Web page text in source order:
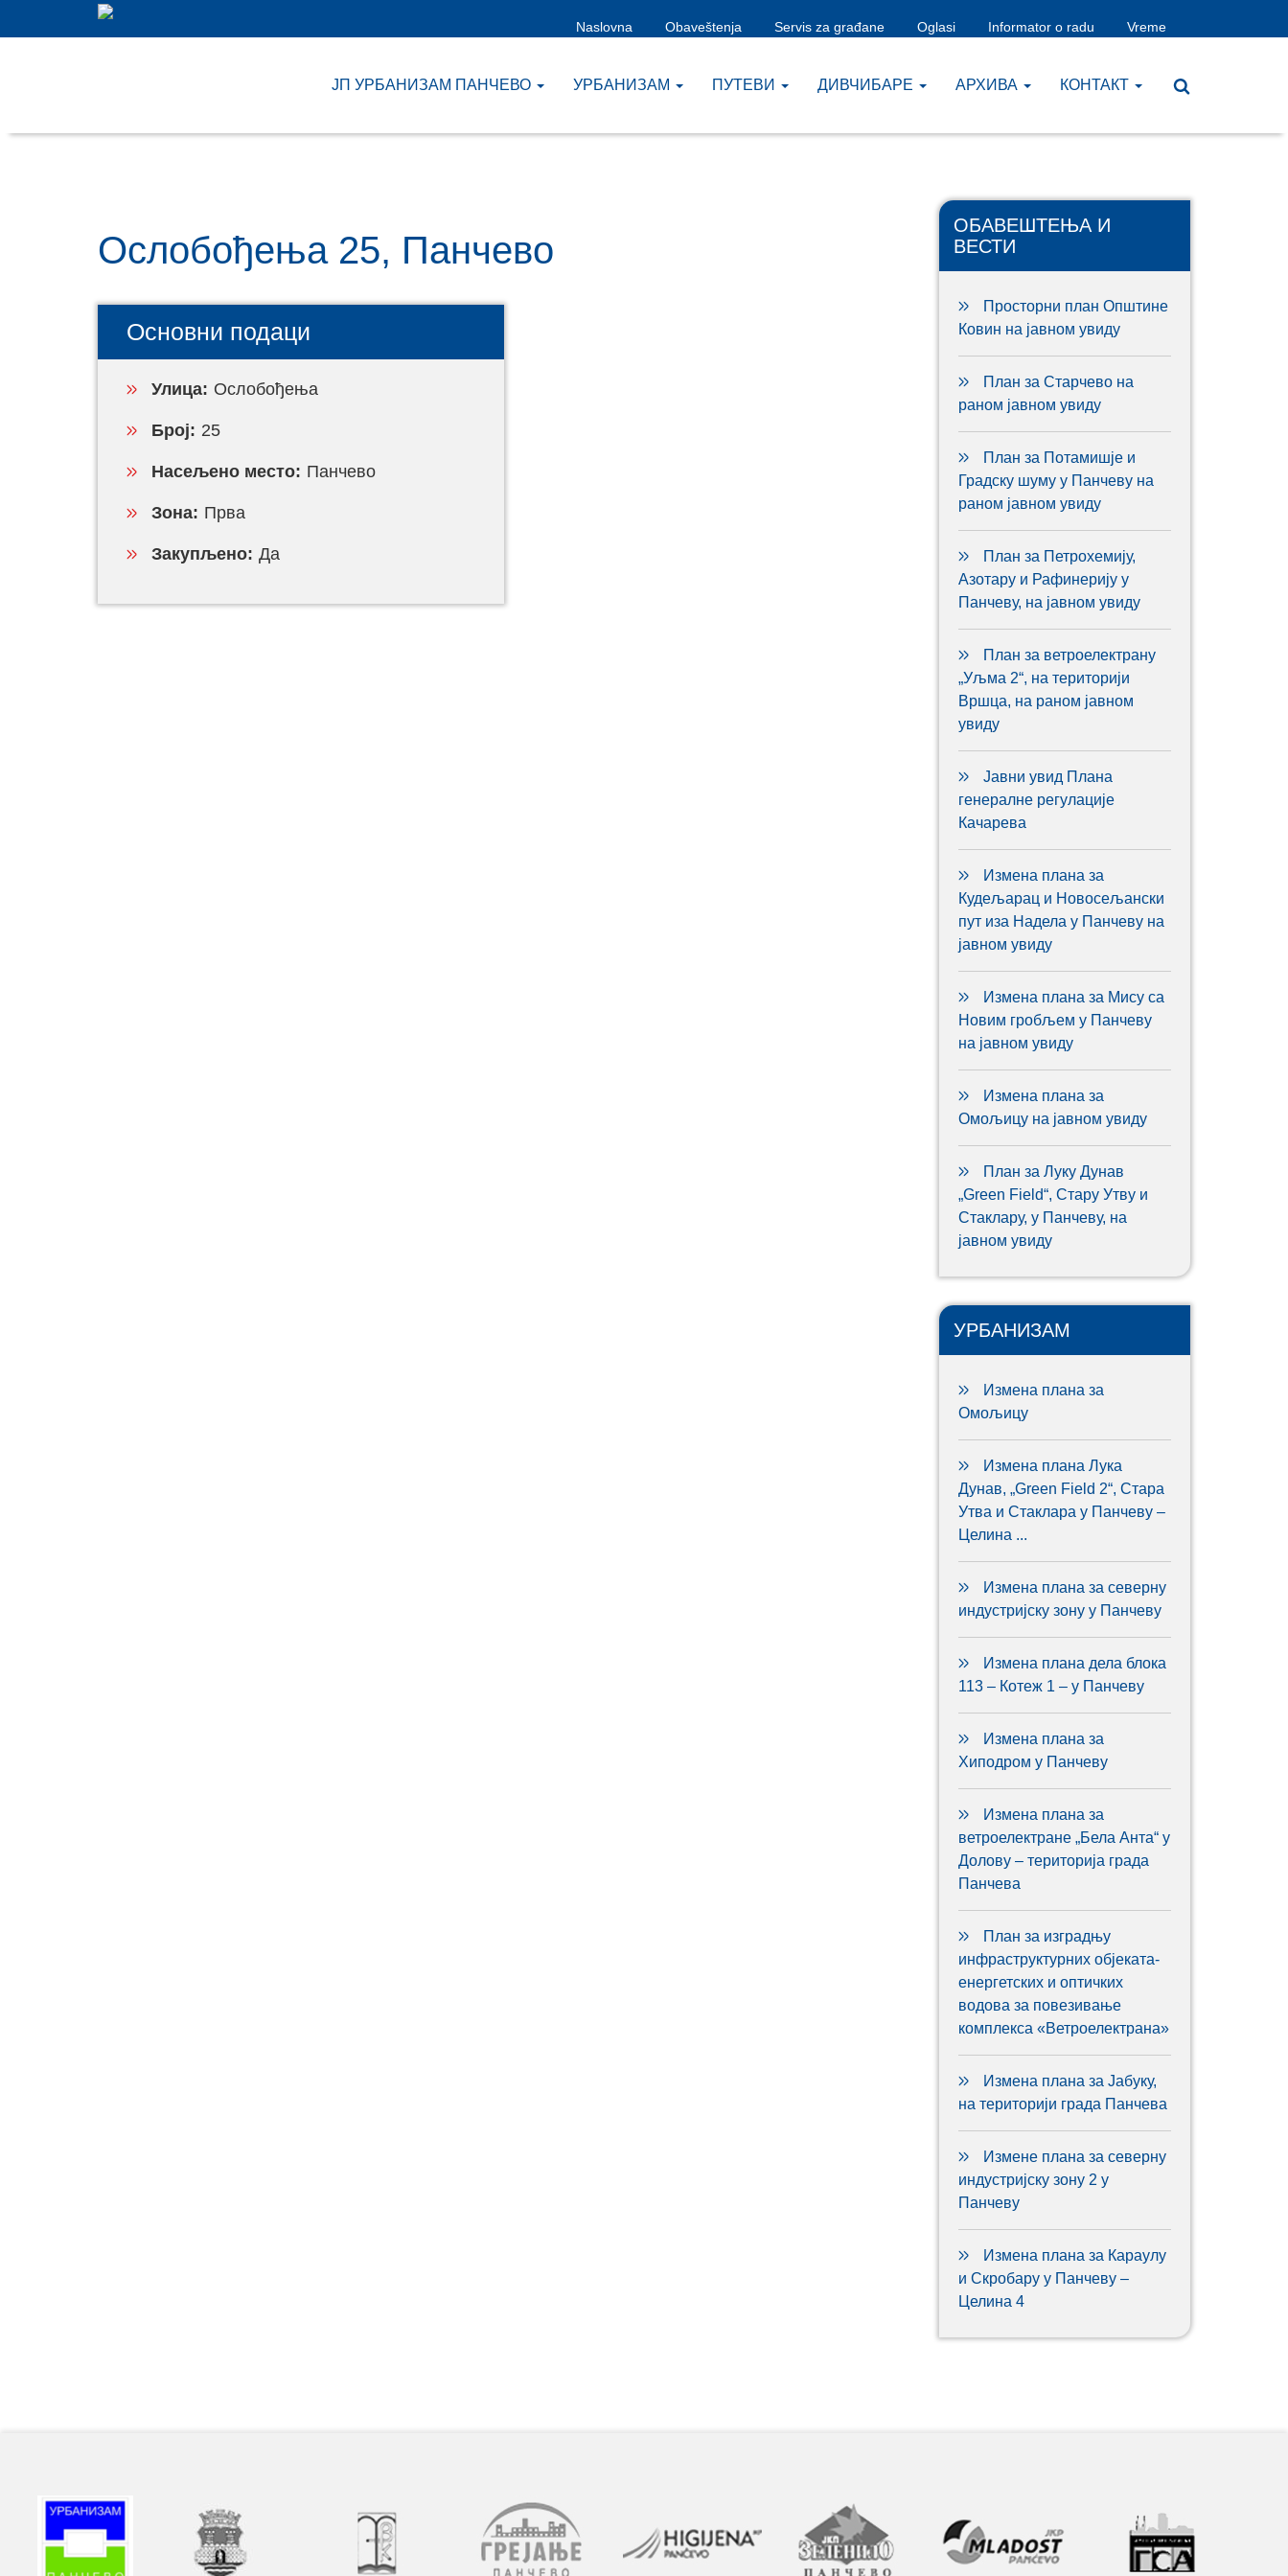
Naslovna Obaveštenja Servis za građane Oglasi Informator o radu Vreme
ЈП УРБАНИЗАМ ПАНЧЕВО УРБАНИЗАМ ПУТЕВИ ДИВЧИБАРЕ AРХИВА КОНТАКТ
Ослобођења 25, Панчево
Основни подаци
Улица: Ослобођења
Број: 25
Насељено место: Панчево
Зона: Прва
Закупљено: Да
ОБАВЕШТЕЊА И
ВЕСТИ
Просторни план Општине
Ковин на јавном увиду
План за Старчево на
раном јавном увиду
План за Потамишје и
Градску шуму у Панчеву на
раном јавном увиду
План за Петрохемију,
Азотару и Рафинерију у
Панчеву, на јавном увиду
План за ветроелектрану
„Уљма 2“, на територији
Вршца, на раном јавном
увиду
Јавни увид Плана
генералне регулације
Качарева
Измена плана за
Кудељарац и Новосељански
пут иза Надела у Панчеву на
јавном увиду
Измена плана за Мису са
Новим гробљем у Панчеву
на јавном увиду
Измена плана за
Омољицу на јавном увиду
План за Луку Дунав
„Green Field“, Стару Утву и
Стаклару, у Панчеву, на
јавном увиду
УРБАНИЗАМ
Измена плана за
Омољицу
Измена плана Лука
Дунав, „Green Field 2“, Стара
Утва и Стаклара у Панчеву –
Целина ...
Измена плана за северну
индустријску зону у Панчеву
Измена плана дела блока
113 – Котеж 1 – у Панчеву
Измена плана за
Хиподром у Панчеву
Измена плана за
ветроелектране „Бела Анта“ у
Долову – територија града
Панчева
План за изградњу
инфраструктурних објеката-
енергетских и оптичких
водова за повезивање
комплекса «Ветроелектрана»
Измена плана за Јабуку,
на територији града Панчева
Измене плана за северну
индустријску зону 2 у
Панчеву
Измена плана за Караулу
и Скробару у Панчеву –
Целина 4